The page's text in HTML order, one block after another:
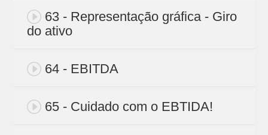
63 - Representação gráfica - Giro
do ativo
64 - EBITDA
65 - Cuidado com o EBTIDA!